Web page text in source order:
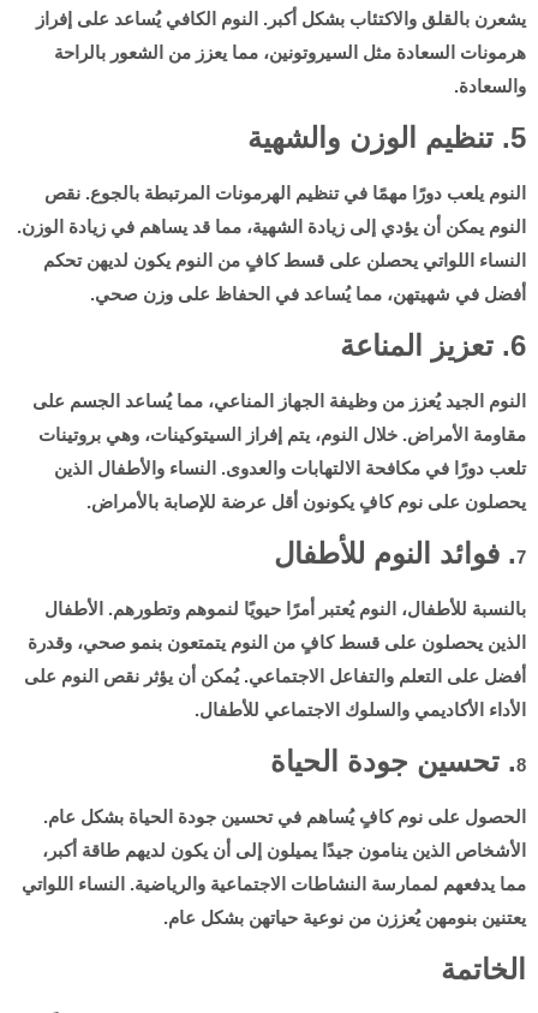
يشعرن بالقلق والاكتئاب بشكل أكبر. النوم الكافي يُساعد على إفراز
هرمونات السعادة مثل السيروتونين، مما يعزز من الشعور بالراحة
والسعادة.
5. تنظيم الوزن والشهية
النوم يلعب دورًا مهمًا في تنظيم الهرمونات المرتبطة بالجوع. نقص
النوم يمكن أن يؤدي إلى زيادة الشهية، مما قد يساهم في زيادة الوزن.
النساء اللواتي يحصلن على قسط كافٍ من النوم يكون لديهن تحكم
أفضل في شهيتهن، مما يُساعد في الحفاظ على وزن صحي.
6. تعزيز المناعة
النوم الجيد يُعزز من وظيفة الجهاز المناعي، مما يُساعد الجسم على
مقاومة الأمراض. خلال النوم، يتم إفراز السيتوكينات، وهي بروتينات
تلعب دورًا في مكافحة الالتهابات والعدوى. النساء والأطفال الذين
يحصلون على نوم كافٍ يكونون أقل عرضة للإصابة بالأمراض.
7. فوائد النوم للأطفال
بالنسبة للأطفال، النوم يُعتبر أمرًا حيويًا لنموهم وتطورهم. الأطفال
الذين يحصلون على قسط كافٍ من النوم يتمتعون بنمو صحي، وقدرة
أفضل على التعلم والتفاعل الاجتماعي. يُمكن أن يؤثر نقص النوم على
الأداء الأكاديمي والسلوك الاجتماعي للأطفال.
8. تحسين جودة الحياة
الحصول على نوم كافٍ يُساهم في تحسين جودة الحياة بشكل عام.
الأشخاص الذين ينامون جيدًا يميلون إلى أن يكون لديهم طاقة أكبر،
مما يدفعهم لممارسة النشاطات الاجتماعية والرياضية. النساء اللواتي
يعتنين بنومهن يُعززن من نوعية حياتهن بشكل عام.
الخاتمة